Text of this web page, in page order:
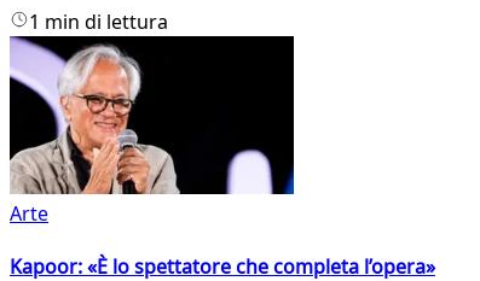
1 min di lettura
Arte
Kapoor: «È lo spettatore che completa l’opera»